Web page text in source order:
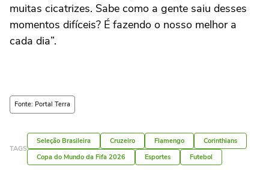
muitas cicatrizes. Sabe como a gente saiu desses
momentos difíceis? É fazendo o nosso melhor a
cada dia”.
Fonte: Portal Terra
TAGS
Seleção Brasileira Cruzeiro Flamengo
Corinthians
Copa do Mundo da Fifa 2026
Esportes Futebol